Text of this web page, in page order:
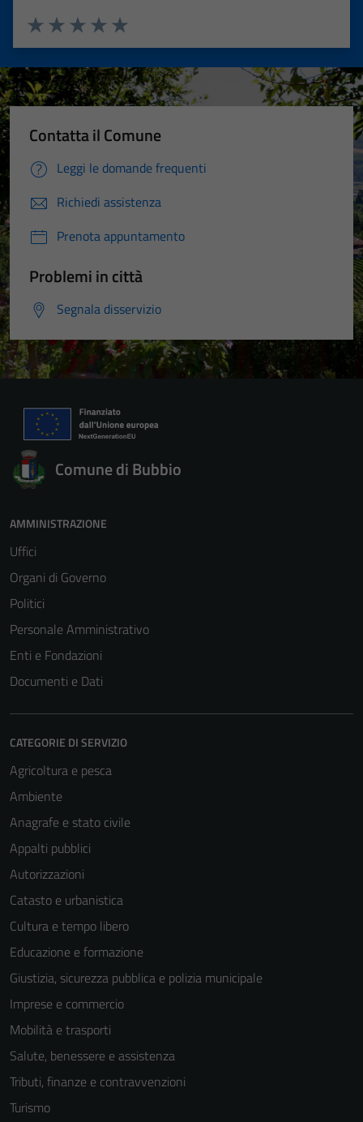
Valuta 5 stelle su 5
Valuta 4 stelle su 5
Valuta 3 stelle su 5
Valuta 2 stelle su 5
Valuta 1 stelle su 5
Contatta il Comune
Leggi le domande frequenti
Richiedi assistenza
Prenota appuntamento
Problemi in città
Segnala disservizio
Comune di Bubbio
AMMINISTRAZIONE
Uffici
Organi di Governo
Politici
Personale Amministrativo
Enti e Fondazioni
Documenti e Dati
CATEGORIE DI SERVIZIO
Agricoltura e pesca
Ambiente
Anagrafe e stato civile
Appalti pubblici
Autorizzazioni
Catasto e urbanistica
Cultura e tempo libero
Educazione e formazione
Giustizia, sicurezza pubblica e polizia municipale
Imprese e commercio
Mobilità e trasporti
Salute, benessere e assistenza
Tributi, finanze e contravvenzioni
Turismo